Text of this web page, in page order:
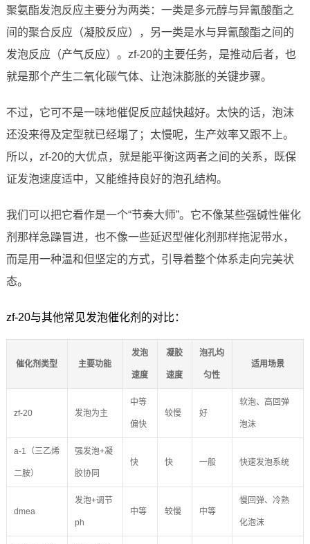
聚氨酯发泡反应主要分为两类：一类是多元醇与异氰酸酯之
间的聚合反应（凝胶反应），另一类是水与异氰酸酯之间的
发泡反应（产气反应）。zf-20的主要任务，是推动后者，也
就是那个产生二氧化碳气体、让泡沫膨胀的关键步骤。
不过，它可不是一味地催促反应越快越好。太快的话，泡沫
还没来得及定型就已经塌了；太慢呢，生产效率又跟不上。
所以，zf-20的大优点，就是能平衡这两者之间的关系，既保
证发泡速度适中，又能维持良好的泡孔结构。
我们可以把它看作是一个“节奏大师”。它不像某些强碱性催化
剂那样急躁冒进，也不像一些延迟型催化剂那样拖泥带水，
而是用一种温和但坚定的方式，引导着整个体系走向完美状
态。
zf-20与其他常见发泡催化剂的对比：
催化剂类型 主要功能
发泡
速度
凝胶
速度
泡孔均
匀性
适用场景
zf-20 发泡为主
中等
偏快
较慢 好
软泡、高回弹
泡沫
a-1（三乙烯
二胺）
强发泡+凝
胶协同
快 快 一般 快速发泡系统
dmea
发泡+调节
ph
中等 较慢 中等
慢回弹、冷熟
化泡沫